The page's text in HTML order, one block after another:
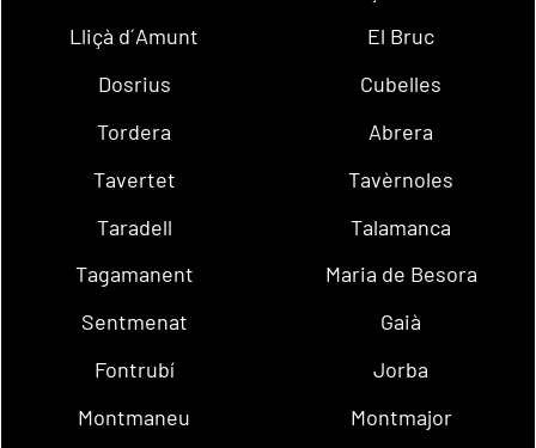
Lliçà d´Amunt
El Bruc
Dosrius
Cubelles
Tordera
Abrera
Tavertet
Tavèrnoles
Taradell
Talamanca
Tagamanent
Maria de Besora
Sentmenat
Gaià
Fontrubí
Jorba
Montmaneu
Montmajor